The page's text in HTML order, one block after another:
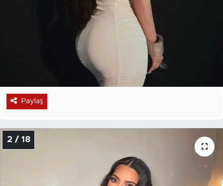
Paylaş
2 / 18